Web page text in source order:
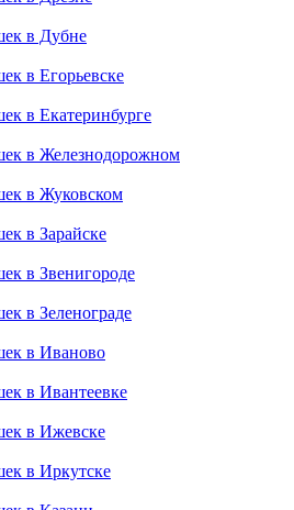
в Дубне
в Егорьевске
в Екатеринбурге
в Железнодорожном
в Жуковском
в Зарайске
в Звенигороде
в Зеленограде
в Иваново
в Ивантеевке
в Ижевске
в Иркутске